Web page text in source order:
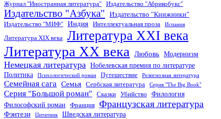
Журнал "Иностранная литература"
Издательство "Абрикобукс"
Издательство "Азбука" Издательство "Книжники"
Издательство "МИФ" Индия Интеллектуальная проза Испания
Литература XIX века Литература XXI века
Литература XX века Любовь Модернизм
Немецкая литература Нобелевская премия по литературе
Политика
Психологический роман Путешествие Религиозная литература
Семейная сага Семья Сербская литература Серия "The Big Book"
Серия "Большой роман" Сказки Убийство
Филология
Философский роман
Франция Французская литература
Фэнтези Цитатник Шведская литература